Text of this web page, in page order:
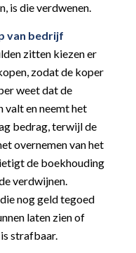
is die verdwenen.
van bedrijf
zitten kiezen er
zodat de koper
weet dat de
valt en neemt het
bedrag, terwijl de
overnemen van het
de boekhouding
verdwijnen.
nog geld tegoed
laten zien of
strafbaar.